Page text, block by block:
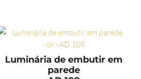
Luminária de embutir em
parede